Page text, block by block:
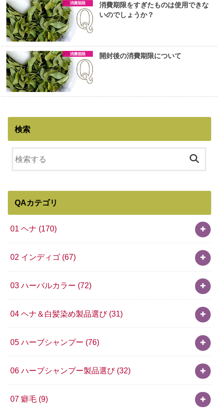
消費期限
消費期限をすぎたものは使用できな
いのでしょうか？
消費期限 開封後の消費期限について
検索
QAカテゴリ
01 ヘナ (170)
02 インディゴ (67)
03 ハーバルカラー (72)
04 ヘナ＆白髪染め製品選び (31)
05 ハーブシャンプー (76)
06 ハーブシャンプー製品選び (32)
07 癖毛 (9)